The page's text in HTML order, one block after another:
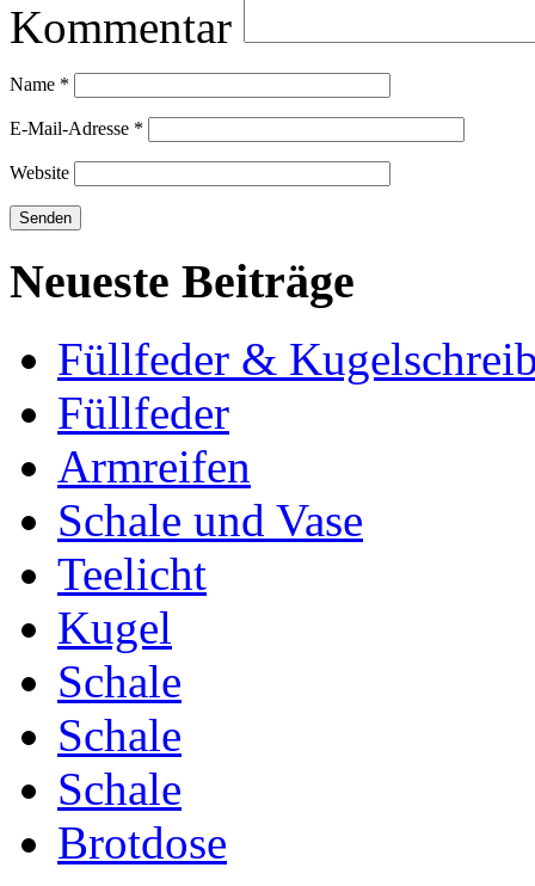
Kommentar
Name *
E-Mail-Adresse *
Website
Neueste Beiträge
Füllfeder &
Füllfeder
Armreifen
Schale und Vase
Teelicht
Kugel
Schale
Schale
Schale
Brotdose